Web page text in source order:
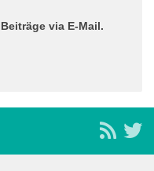
via E-Mail.